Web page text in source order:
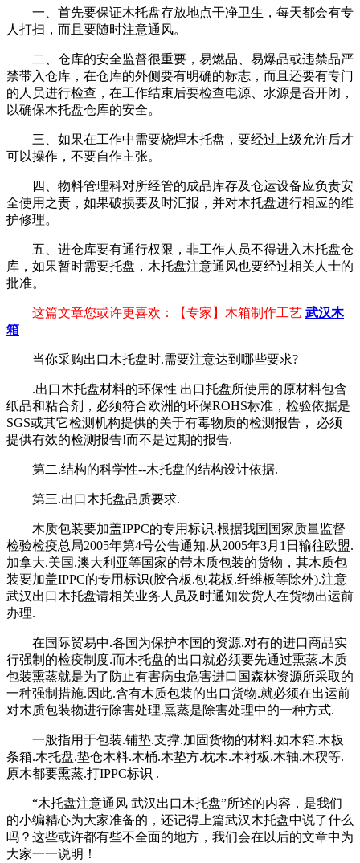
一、首先要保证木托盘存放地点干净卫生，每天都会有专
人打扫，而且要随时注意通风。
二、仓库的安全监督很重要，易燃品、易爆品或违禁品严
禁带入仓库，在仓库的外侧要有明确的标志，而且还要有专门
的人员进行检查，在工作结束后要检查电源、水源是否开闭，
以确保木托盘仓库的安全。
三、如果在工作中需要烧焊木托盘，要经过上级允许后才
可以操作，不要自作主张。
四、物料管理科对所经管的成品库存及仓运设备应负责安
全使用之责，如果破损要及时汇报，并对木托盘进行相应的维
护修理。
五、进仓库要有通行权限，非工作人员不得进入木托盘仓
库，如果暂时需要托盘，木托盘注意通风也要经过相关人士的
批准。
这篇文章您或许更喜欢：【专家】木箱制作工艺 武汉木
箱
当你采购出口木托盘时.需要注意达到哪些要求?
.出口木托盘材料的环保性 出口托盘所使用的原材料包含
纸品和粘合剂，必须符合欧洲的环保ROHS标准，检验依据是
SGS或其它检测机构提供的关于有毒物质的检测报告， 必须
提供有效的检测报告!而不是过期的报告.
第二.结构的科学性--木托盘的结构设计依据.
第三.出口木托盘品质要求.
木质包装要加盖IPPC的专用标识.根据我国国家质量监督
检验检疫总局2005年第4号公告通知.从2005年3月1日输往欧盟.
加拿大.美国.澳大利亚等国家的带木质包装的货物，其木质包
装要加盖IPPC的专用标识(胶合板.刨花板.纤维板等除外).注意
武汉出口木托盘请相关业务人员及时通知发货人在货物出运前
办理.
在国际贸易中.各国为保护本国的资源.对有的进口商品实
行强制的检疫制度.而木托盘的出口就必须要先通过熏蒸.木质
包装熏蒸就是为了防止有害病虫危害进口国森林资源所采取的
一种强制措施.因此.含有木质包装的出口货物.就必须在出运前
对木质包装物进行除害处理.熏蒸是除害处理中的一种方式.
一般指用于包装.铺垫.支撑.加固货物的材料.如木箱.木板
条箱.木托盘.垫仓木料.木桶.木垫方.枕木.木衬板.木轴.木稧等.
原木都要熏蒸.打IPPC标识 .
“木托盘注意通风 武汉出口木托盘”所述的内容，是我们
的小编精心为大家准备的，还记得上篇武汉木托盘中说了什么
吗？这些或许都有些不全面的地方，我们会在以后的文章中为
大家一一说明！